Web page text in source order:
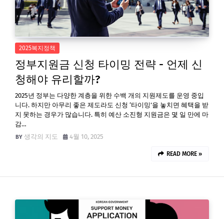
2025복지정책
정부지원금 신청 타이밍 전략 - 언제 신
청해야 유리할까?
2025년 정부는 다양한 계층을 위한 수백 개의 지원제도를 운영 중입
니다. 하지만 아무리 좋은 제도라도 신청 ‘타이밍’을 놓치면 혜택을 받
지 못하는 경우가 많습니다. 특히 예산 소진형 지원금은 몇 일 만에 마
감…
생각의 지도
4월 10, 2025
READ MORE »